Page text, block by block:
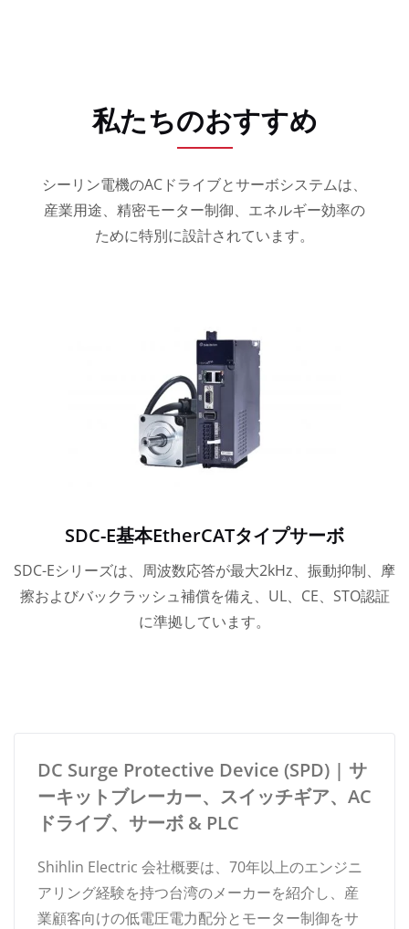
私たちのおすすめ
シーリン電機のACドライブとサーボシステムは、
産業用途、精密モーター制御、エネルギー効率の
ために特別に設計されています。
SDC-E基本EtherCATタイプサーボ
SDC-Eシリーズは、周波数応答が最大2kHz、振動抑制、摩
擦およびバックラッシュ補償を備え、UL、CE、STO認証
に準拠しています。
DC Surge Protective Device (SPD) | サ
ーキットブレーカー、スイッチギア、AC
ドライブ、サーボ & PLC
Shihlin Electric 会社概要は、70年以上のエンジニ
アリング経験を持つ台湾のメーカーを紹介し、産
業顧客向けの低電圧電力配分とモーター制御をサ